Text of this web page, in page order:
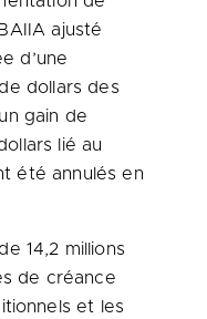
ajusté
d’une
dollars des
gain de
lié au
été annulés en
14,2 millions
de créance
et les